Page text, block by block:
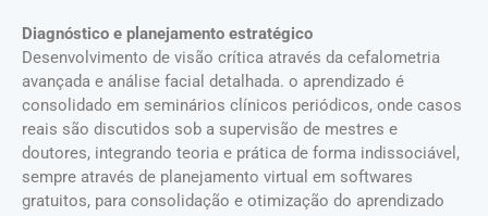
Diagnóstico e planejamento estratégico
Desenvolvimento de visão crítica através da cefalometria
avançada e análise facial detalhada. o aprendizado é
consolidado em seminários clínicos periódicos, onde casos
reais são discutidos sob a supervisão de mestres e
doutores, integrando teoria e prática de forma indissociável,
sempre através de planejamento virtual em softwares
gratuitos, para consolidação e otimização do aprendizado